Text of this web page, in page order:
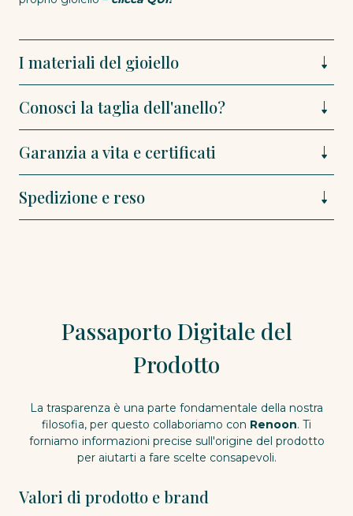
I materiali del gioiello
Conosci la taglia dell'anello?
Garanzia a vita e certificati
Spedizione e reso
Passaporto Digitale del
Prodotto
La trasparenza è una parte fondamentale della nostra
filosofia, per questo collaboriamo con Renoon. Ti
forniamo informazioni precise sull'origine del prodotto
per aiutarti a fare scelte consapevoli.
Valori di prodotto e brand